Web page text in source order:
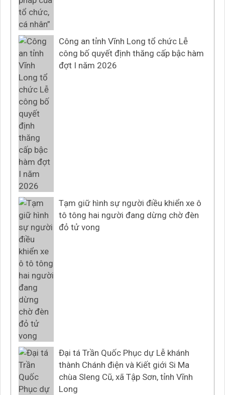
Công an tỉnh Vĩnh Long tổ chức Lễ
công bố quyết định thăng cấp bậc hàm
đợt I năm 2026
Tạm giữ hình sự người điều khiển xe ô
tô tông hai người đang dừng chờ đèn
đỏ tử vong
Đại tá Trần Quốc Phục dự Lễ khánh
thành Chánh điện và Kiết giới Si Ma
chùa Sleng Cũ, xã Tập Sơn, tỉnh Vĩnh
Long